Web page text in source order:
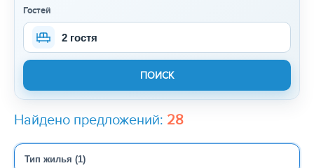
Гостей
2 гостя
Найдено предложений: 28
Тип жилья (1)